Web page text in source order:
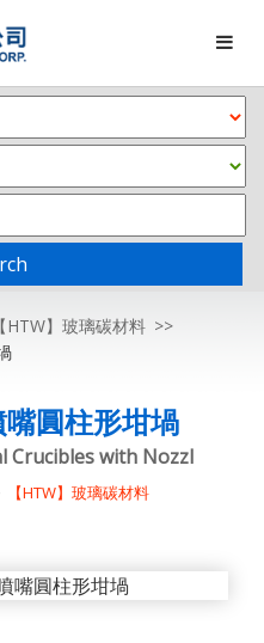
【HTW】玻璃碳材料
嘴圓柱形坩堝
Crucibles with Nozzl
【HTW】玻璃碳材料